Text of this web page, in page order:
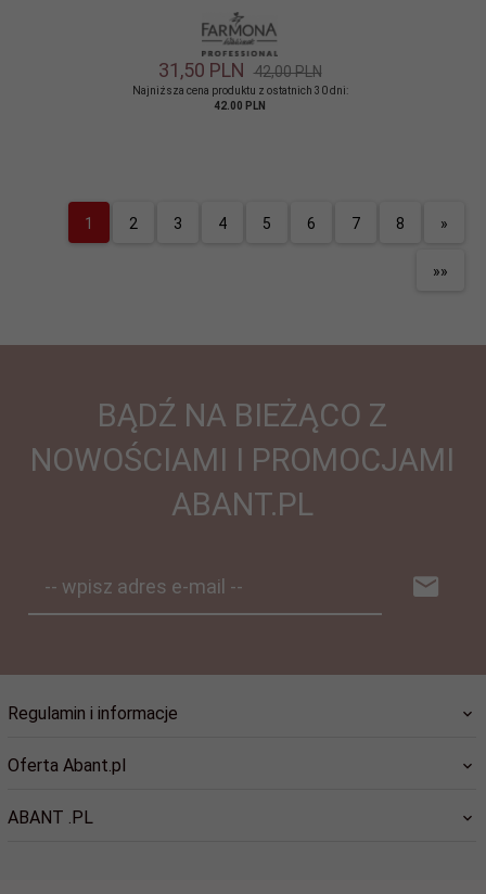
31,50 PLN 42,00 PLN
Najniższa cena produktu z ostatnich 30 dni:
42.00 PLN
1 2 3 4 5 6 7 8 »
»»
BĄDŹ NA BIEŻĄCO Z
NOWOŚCIAMI I PROMOCJAMI
ABANT.PL
-- wpisz adres e-mail --
Regulamin i informacje
Oferta Abant.pl
ABANT .PL